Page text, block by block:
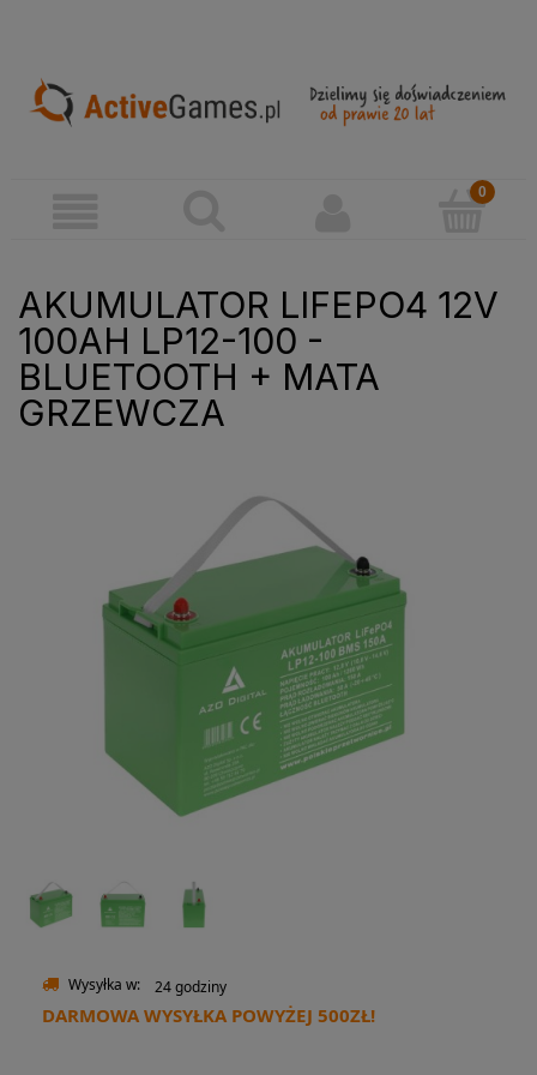
AKUMULATOR LIFEPO4 12V
100AH LP12-100 -
BLUETOOTH + MATA
GRZEWCZA
Wysyłka w: 24 godziny
DARMOWA WYSYŁKA POWYŻEJ 500ZŁ!